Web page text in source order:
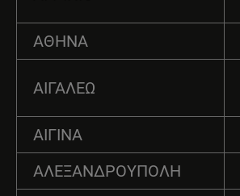
ΑΘΗΝΑ
ΑΙΓΑΛΕΩ
ΑΙΓΙΝΑ
ΑΛΕΞΑΝΔΡΟΥΠΟΛΗ